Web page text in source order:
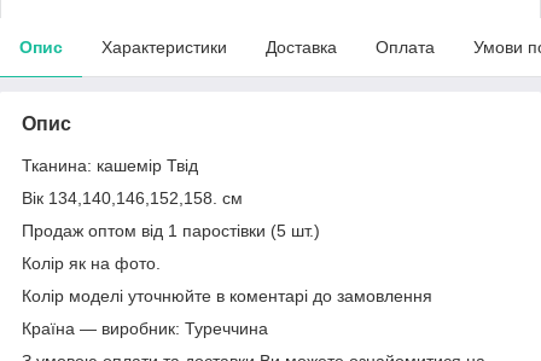
Опис Характеристики Доставка Оплата Умови
Опис
Тканина: кашемір Твід
Вік 134,140,146,152,158. см
Продаж оптом від 1 паростівки (5 шт.)
Колір як на фото.
Колір моделі уточнюйте в коментарі до замовлення
Країна — виробник: Туреччина